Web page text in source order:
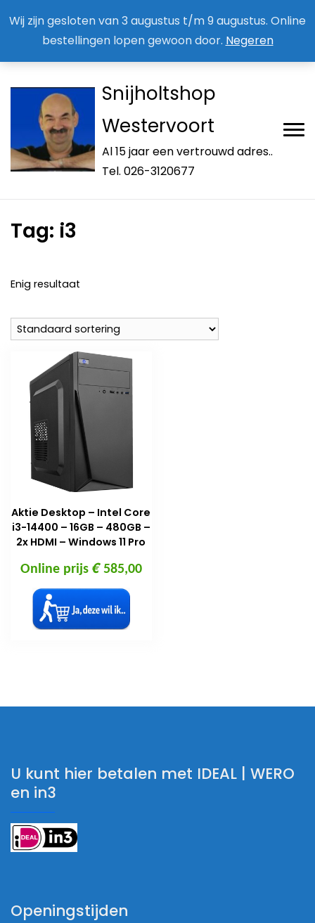
Wij zijn gesloten van 3 augustus t/m 9 augustus. Online
bestellingen lopen gewoon door. Negeren
Snijholtshop
Westervoort
Al 15 jaar een vertrouwd adres..
Tel. 026-3120677
Tag: i3
Enig resultaat
Aktie Desktop – Intel Core
i3-14400 – 16GB – 480GB –
2x HDMI – Windows 11 Pro
Online prijs €585,00
U kunt hier betalen met IDEAL | WERO
en in3
Openingstijden